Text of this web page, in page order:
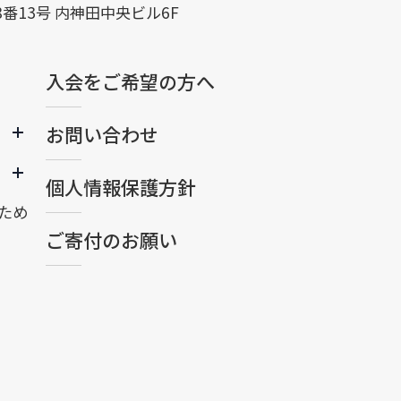
13号 内神田中央ビル6F
め
入会をご希望の方へ
お問い合わせ
個人情報保護方針
ご寄付のお願い